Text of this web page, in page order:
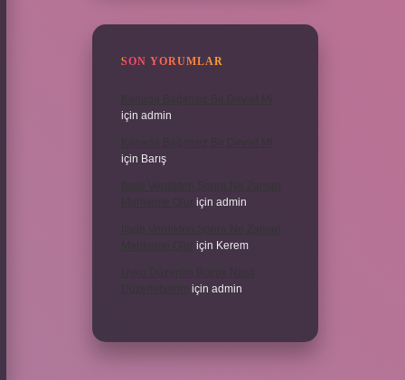
SON YORUMLAR
için admin
için Barış
için admin
için Kerem
için admin